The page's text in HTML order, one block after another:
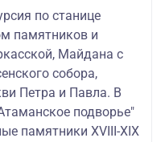
по станице
памятников и
Майдана с
собора,
Петра и Павла. В
подворье"
памятники XVIII-XIX